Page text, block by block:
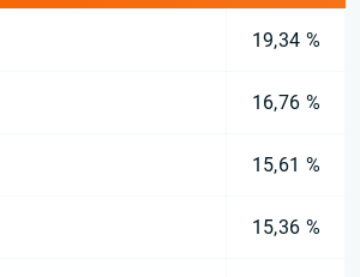
19,34 %
16,76 %
15,61 %
15,36 %